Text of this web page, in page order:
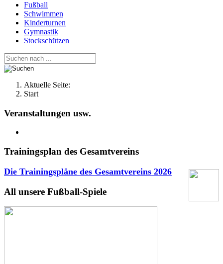
Fußball
Schwimmen
Kinderturnen
Gymnastik
Stockschützen
Aktuelle Seite:
Start
Veranstaltungen usw.
Trainingsplan des Gesamtvereins
Die Trainingspläne des Gesamtvereins 2026
All unsere Fußball-Spiele